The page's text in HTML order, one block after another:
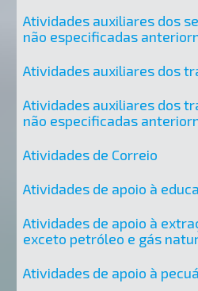
Atividades auxiliares dos
não especificadas
Atividades auxiliares dos
Atividades auxiliares dos
não especificadas
Atividades de Correio
Atividades de apoio à
Atividades de apoio à
exceto petróleo e gás
Atividades de apoio à